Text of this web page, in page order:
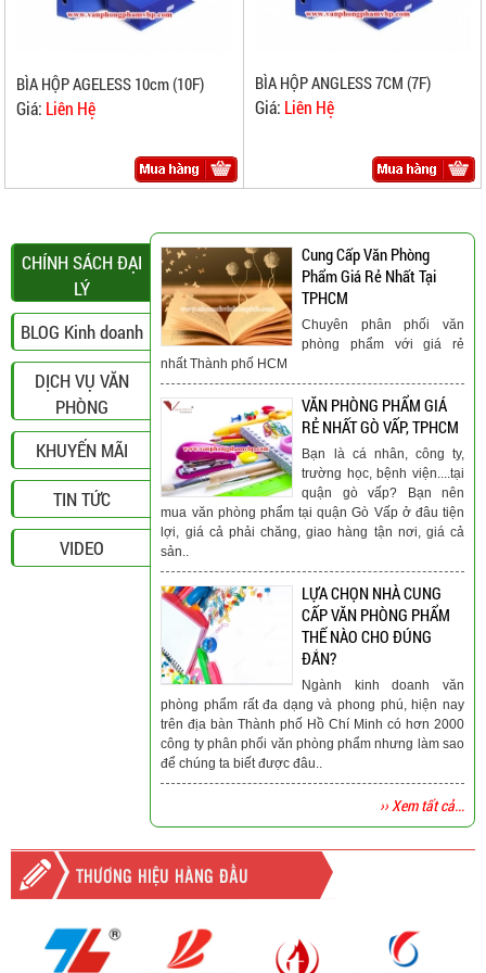
BÌA HỘP AGELESS 10cm (10F)
Giá: Liên Hệ
BÌA HỘP ANGLESS 7CM (7F)
Giá: Liên Hệ
CHÍNH SÁCH ĐẠI
LÝ
BLOG Kinh doanh
DỊCH VỤ VĂN
PHÒNG
KHUYẾN MÃI
TIN TỨC
VIDEO
Cung Cấp Văn Phòng
Phẩm Giá Rẻ Nhất Tại
TPHCM
Chuyên phân phối văn
phòng phẩm với giá rẻ
nhất Thành phố HCM
VĂN PHÒNG PHẨM GIÁ
RẺ NHẤT GÒ VẤP, TPHCM
Bạn là cá nhân, công ty,
trường học, bệnh viện....tại
quận gò vấp? Bạn nên
mua văn phòng phẩm tại quận Gò Vấp ở đâu tiện
lợi, giá cả phải chăng, giao hàng tận nơi, giá cả
sản..
LỰA CHỌN NHÀ CUNG
CẤP VĂN PHÒNG PHẨM
THẾ NÀO CHO ĐÚNG
ĐẮN?
Ngành kinh doanh văn
phòng phẩm rất đa dạng và phong phú, hiện nay
trên địa bàn Thành phố Hồ Chí Minh có hơn 2000
công ty phân phối văn phòng phẩm nhưng làm sao
để chúng ta biết được đâu..
›› Xem tất cả...
THƯƠNG HIỆU HÀNG ĐẦU